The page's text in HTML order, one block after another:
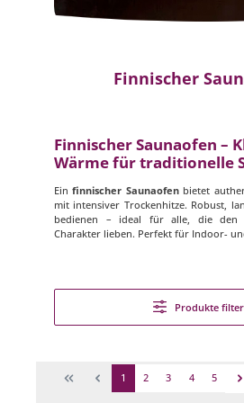
Finnischer
Finnischer Saunaofen –
Wärme für traditionelle
Einfinnischer Saunaofenbietet
mit intensiver Trockenhitze. Robust,
bedienen – ideal für alle, die den
Charakter lieben. Perfekt für Indoor-
Produkte
1 2 3 4 5